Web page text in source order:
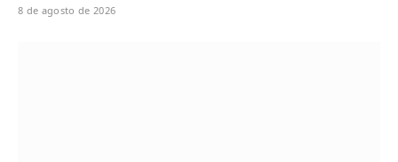
8 de agosto de 2026